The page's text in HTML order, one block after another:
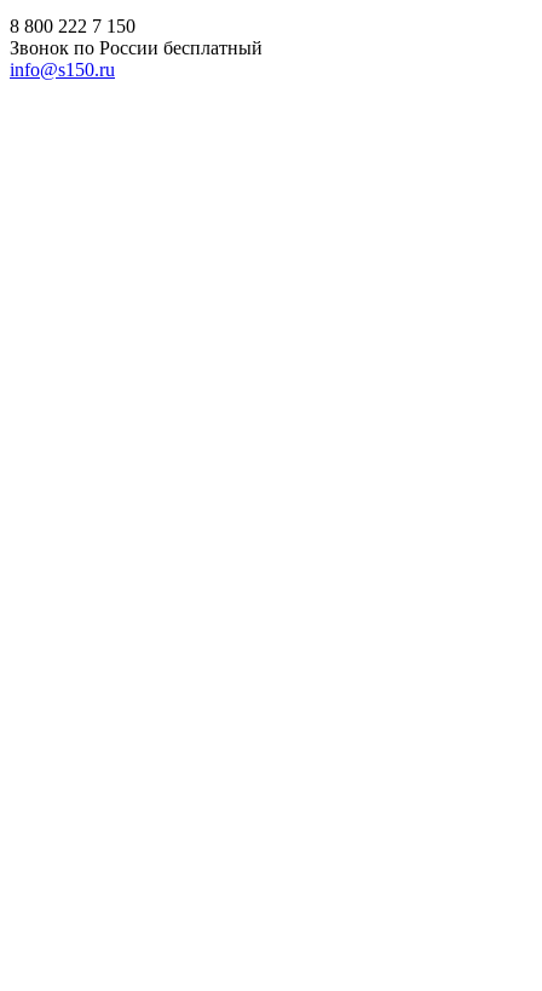
8 800 222 7 150
Звонок по России бесплатный
info@s150.ru